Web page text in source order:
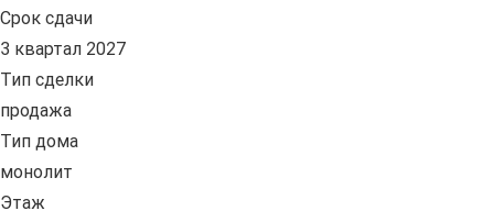
Срок сдачи
3 квартал 2027
Тип сделки
продажа
Тип дома
монолит
Этаж